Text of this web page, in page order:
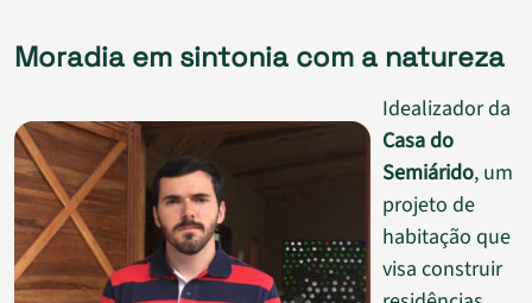
Moradia em sintonia com a natureza
Idealizador da
Casa do
Semiárido, um
projeto de
habitação que
visa construir